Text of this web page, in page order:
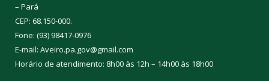
– Pará
CEP: 68.150-000.
Fone: (93) 98417-0976
E-mail: Aveiro.pa.gov@gmail.com
Horário de atendimento: 8h00 às 12h – 14h00 às 18h00